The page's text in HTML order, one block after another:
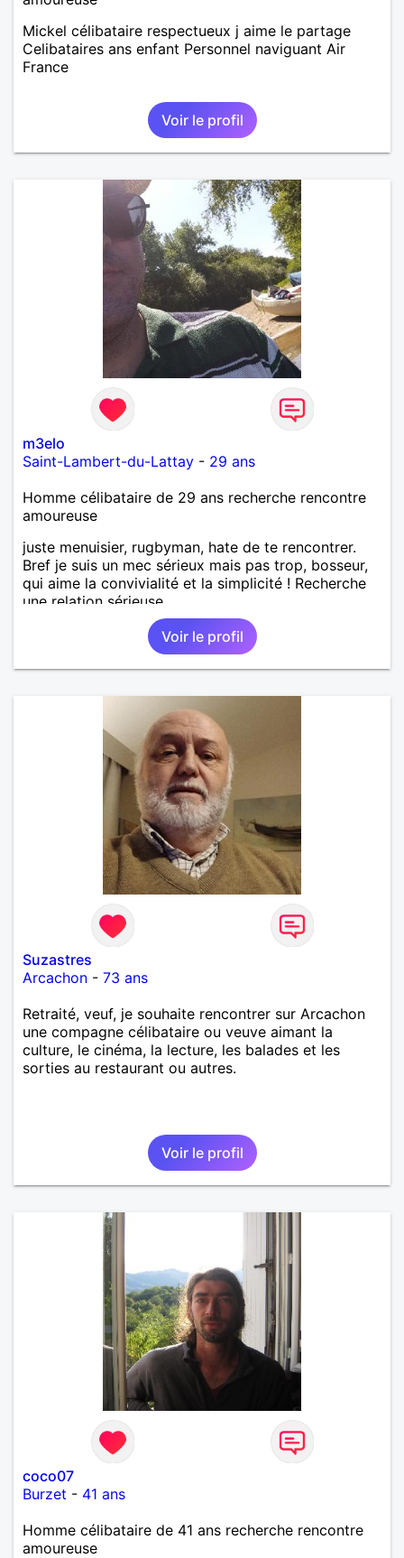
Mickel célibataire respectueux j aime le partage
Celibataires ans enfant Personnel naviguant Air
France
Voir le profil
m3elo
Saint-Lambert-du-Lattay - 29 ans
Homme célibataire de 29 ans recherche rencontre
amoureuse
juste menuisier, rugbyman, hate de te rencontrer.
Bref je suis un mec sérieux mais pas trop, bosseur,
qui aime la convivialité et la simplicité ! Recherche
une relation sérieuse.
Voir le profil
Suzastres
Arcachon - 73 ans
Retraité, veuf, je souhaite rencontrer sur Arcachon
une compagne célibataire ou veuve aimant la
culture, le cinéma, la lecture, les balades et les
sorties au restaurant ou autres.
Voir le profil
coco07
Burzet - 41 ans
Homme célibataire de 41 ans recherche rencontre
amoureuse